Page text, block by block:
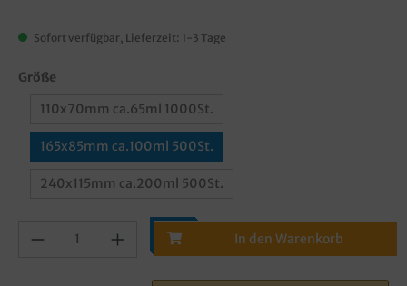
Sofort verfügbar, Lieferzeit: 1-3 Tage
Größe
110x70mm ca.65ml 1000St.
165x85mm ca.100ml 500St.
240x115mm ca.200ml 500St.
In den Warenkorb